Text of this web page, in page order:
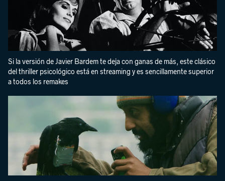
Si la versión de Javier Bardem te deja con ganas de más, este clásico
del thriller psicológico está en streaming y es sencillamente superior
a todos los remakes